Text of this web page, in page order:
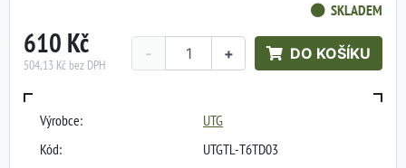
SKLADEM
610 Kč
504,13 Kč bez DPH
+
- DO KOŠÍKU
Výrobce:
UTG
Kód:
UTGTL-T6TD03